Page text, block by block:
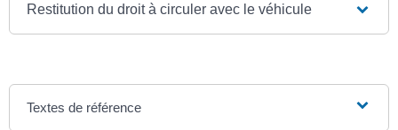
Restitution du droit à circuler avec le véhicule
Textes de référence